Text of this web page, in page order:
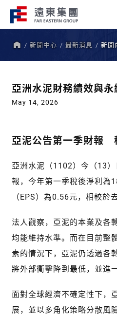
新聞中心 最新消息 新聞
亞洲水泥財務績效與
May 14, 2026
亞泥公告第一季財報
亞洲水泥（1102）今（13
報，今年第一季稅後淨利為
（EPS）為0.56元，相較於
法人觀察，亞泥的本業及各
均能維持水準。而在目前整
素的情況下，亞泥仍透過各
將外部衝擊降到最低，並進
面對全球經濟不確定性下，
展，並以多角化策略分散風